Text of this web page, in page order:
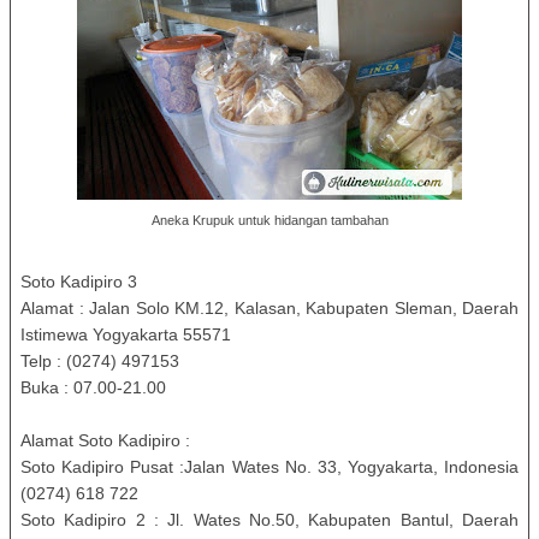
Aneka Krupuk untuk hidangan tambahan
Soto Kadipiro 3
Alamat : Jalan Solo KM.12, Kalasan, Kabupaten Sleman, Daerah
Istimewa Yogyakarta 55571
Telp : (0274) 497153
Buka : 07.00-21.00
Alamat Soto Kadipiro :
Soto Kadipiro Pusat :Jalan Wates No. 33, Yogyakarta, Indonesia
(0274) 618 722
Soto Kadipiro 2 : Jl. Wates No.50, Kabupaten Bantul, Daerah